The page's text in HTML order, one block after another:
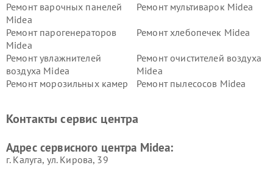
Ремонт варочных панелей
Midea
Ремонт мультиварок Midea
Ремонт парогенераторов
Midea
Ремонт хлебопечек Midea
Ремонт увлажнителей
воздуха Midea
Ремонт очистителей воздуха
Midea
Ремонт морозильных камер
Ремонт пылесосов Midea
пылесосов Midea
Midea
Контакты сервис центра
Адрес сервисного центра Midea:
г. Калуга, ул. Кирова, 39